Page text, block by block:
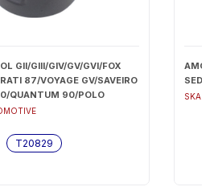
GII/GIII/GIV/GV/GVI/FOX
87/VOYAGE GV/SAVEIRO
QUANTUM 90/POLO
1.4
T20829
SKAR